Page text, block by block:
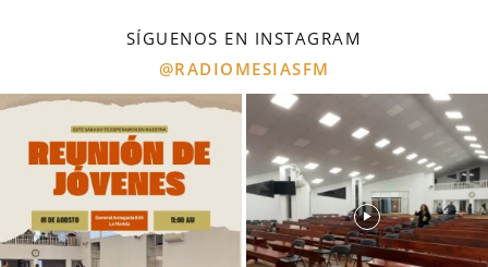
SÍGUENOS EN INSTAGRAM
@RADIOMESIASFM